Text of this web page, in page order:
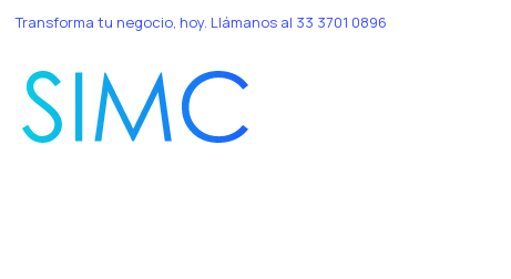
Transforma tu negocio, hoy. Llámanos al 33 3701 0896